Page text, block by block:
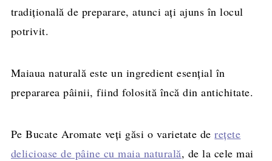
tradițională de preparare, atunci ați ajuns în locul
potrivit.
Maiaua naturală este un ingredient esențial în
prepararea pâinii, fiind folosită încă din antichitate.
Pe Bucate Aromate veți găsi o varietate derețete
delicioase de pâine cu maia naturală, de la cele mai